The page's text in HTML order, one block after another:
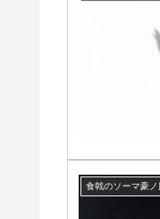
食戟のソーマ豪